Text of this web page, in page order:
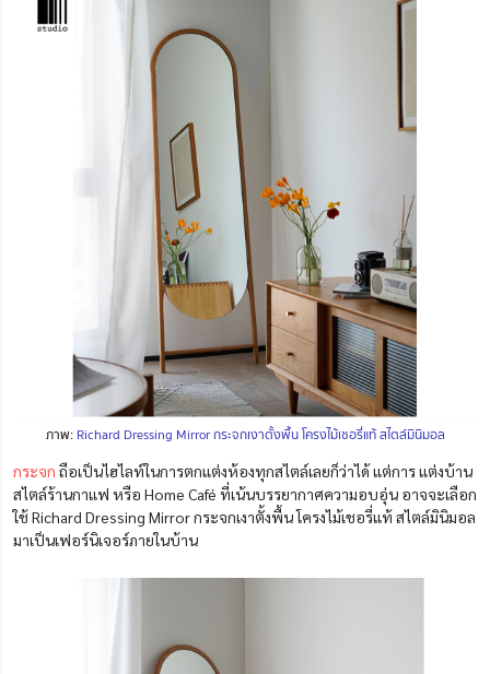
ภาพ: Richard Dressing Mirror กระจกเงาตั้งพื้น โครงไม้เชอรี่แท้ สไตล์มินิมอล
กระจก ถือเป็นไฮไลท์ในการตกแต่งห้องทุกสไตล์เลยก็ว่าได้ แต่การ แต่งบ้าน
สไตล์ร้านกาแฟ หรือ Home Café ที่เน้นบรรยากาศความอบอุ่น อาจจะเลือก
ใช้ Richard Dressing Mirror กระจกเงาตั้งพื้น โครงไม้เชอรี่แท้ สไตล์มินิมอล
มาเป็นเฟอร์นิเจอร์ภายในบ้าน